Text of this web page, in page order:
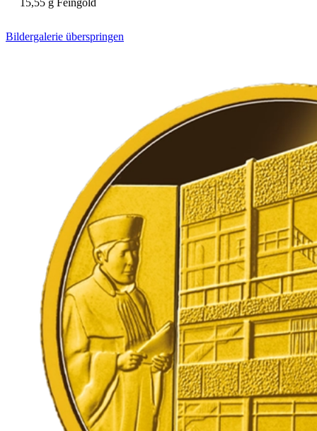
15,55 g Feingold
Bildergalerie überspringen